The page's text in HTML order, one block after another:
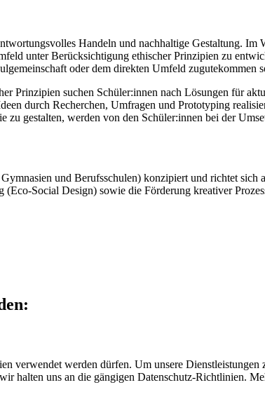
Handeln und nachhaltige Gestaltung. Im
unter Berücksichtigung ethischer Prinzipien zu
oder dem direkten Umfeld zugutekommen
Prinzipien suchen Schüler:innen nach Lösungen für
durch Recherchen, Umfragen und Prototyping
gestalten, werden von den Schüler:innen bei der
und Berufsschulen) konzipiert und richtet
Social Design) sowie die Förderung kreativer
verwendet werden dürfen. Um unsere Dienstleistungen
halten uns an die gängigen Datenschutz-Richtlinien.